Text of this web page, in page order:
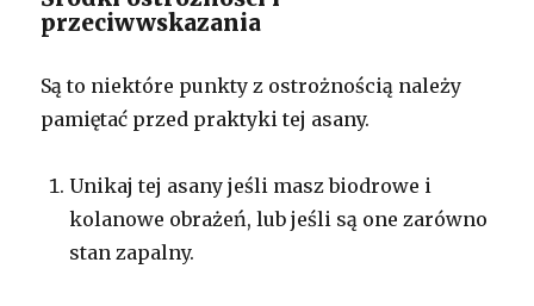
przeciwwskazania
Są to niektóre punkty z ostrożnością należy
pamiętać przed praktyki tej asany.
Unikaj tej asany jeśli masz biodrowe i
kolanowe obrażeń, lub jeśli są one zarówno
stan zapalny.